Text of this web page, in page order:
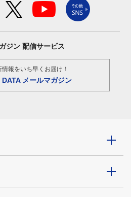
ジン 配信サービス
情報をいち早くお届け！
DATA メールマガジン